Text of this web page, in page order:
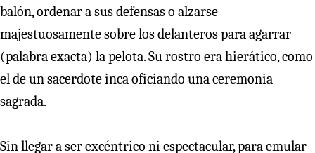
balón, ordenar a sus defensas o alzarse
majestuosamente sobre los delanteros para agarrar
(palabra exacta) la pelota. Su rostro era hierático, como
el de un sacerdote inca oficiando una ceremonia
sagrada.
Sin llegar a ser excéntrico ni espectacular, para emular